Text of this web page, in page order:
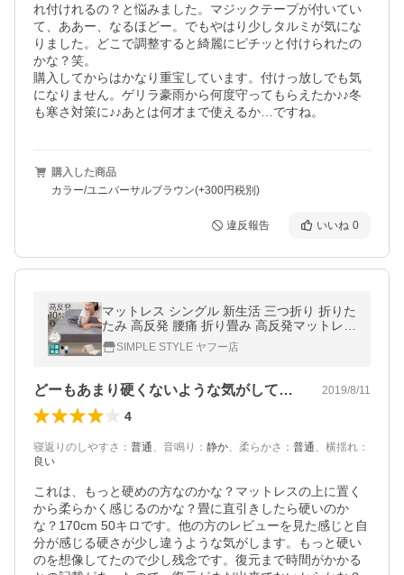
れ付けれるの？と悩みました。マジックテープが付いてい
て、ああー、なるほどー。でもやはり少しタルミが気にな
りました。どこで調整すると綺麗にピチッと付けられたの
かな？笑。
購入してからはかなり重宝しています。付けっ放しでも気
になりません。ゲリラ豪雨から何度守ってもらえたか♪♪冬
も寒さ対策に♪♪あとは何才まで使えるか…ですね。
購入した商品
カラー/ユニバーサルブラウン(+300円税別)
違反報告 いいね 0
マットレス シングル 新生活 三つ折り 折りた
たみ 高反発 腰痛 折り畳み 高反発マットレス
ベッドマットレス 硬め 硬い シングルマット
レス 安い
SIMPLE STYLE ヤフー店
どーもあまり硬くないような気がして… 2019/8/11
4
寝返りのしやすさ ： 普通、 音鳴り ： 静か、 柔らかさ ： 普通、 横揺れ ：
良い
これは、もっと硬めの方なのかな？マットレスの上に置く
から柔らかく感じるのかな？畳に直引きしたら硬いのか
な？170cm 50キロです。他の方のレビューを見た感じと自
分が感じる硬さが少し違うような気がします。もっと硬い
のを想像してたので少し残念です。復元まで時間がかかる